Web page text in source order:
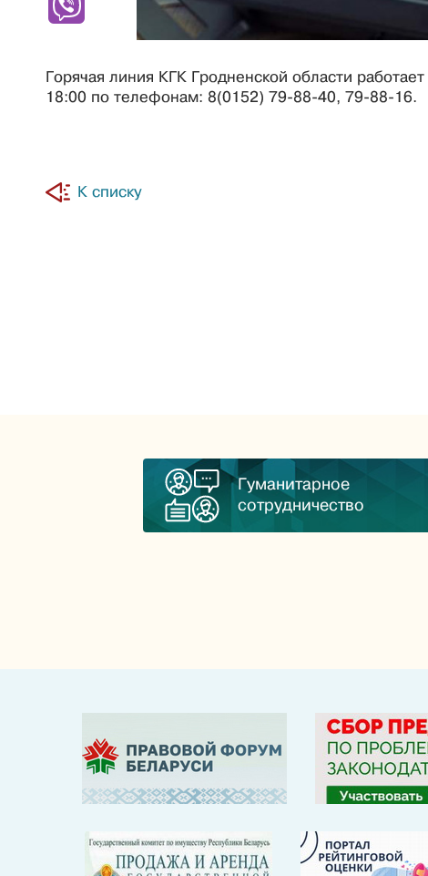
Горячая линия КГК Гродненской области
18:00 по телефонам: 8(0152) 79-88-40, 79-88-16.
К списку
Гуманитарное
сотрудничество